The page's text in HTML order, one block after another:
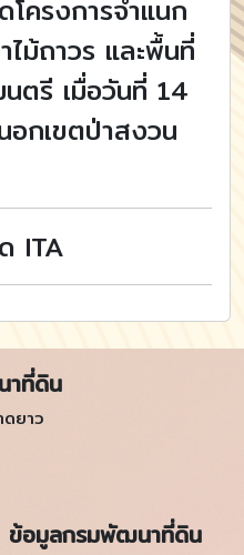
โครงการจำแนก
ไม้ถาวร และพื้นที่
ตรี เมื่อวันที่ 14
กเขตป่าสงวน
ITA
าที่ดิน
ยาว
ข้อมูลกรมพัฒนาที่ดิน